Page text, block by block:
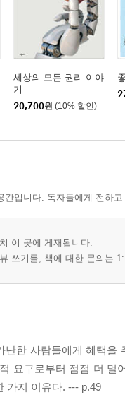
세상의 모든 권리 이야
기
20,700원 (10% 할인)
간입니다. 독자들에게 전하
이 곳에 게재됩니다.
쓰기를, 책에 대한 문의는
난한 사람들에게 혜택
요구로부터 점점 더
가지 이유다. --- p.49